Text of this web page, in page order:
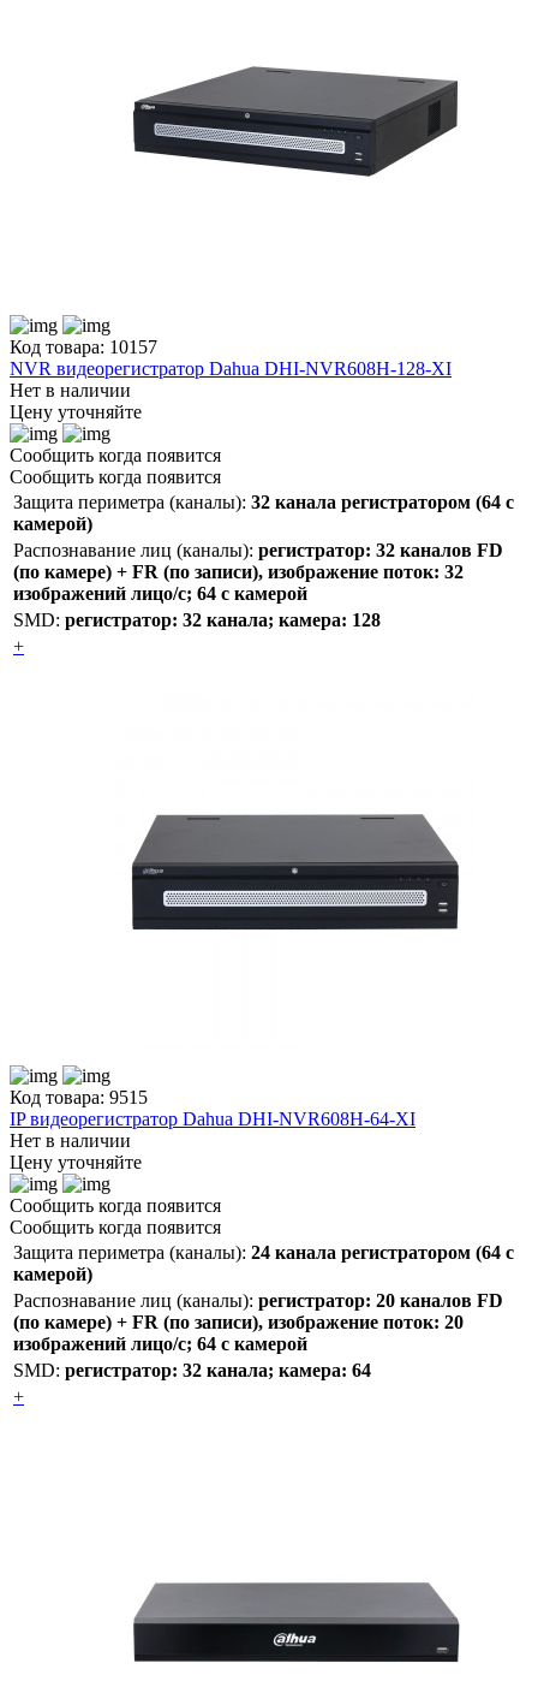
Код товара: 10157
NVR видеорегистратор Dahua DHI-NVR608H-128-XI
Нет в наличии
Цену уточняйте
Сообщить когда появится
Сообщить когда появится
Защита периметра (каналы): 32 канала регистратором (64 с
камерой)
Распознавание лиц (каналы): регистратор: 32 каналов FD
(по камере) + FR (по записи), изображение поток: 32
изображений лицо/с; 64 с камерой
SMD: регистратор: 32 канала; камера: 128
+
Код товара: 9515
IP видеорегистратор Dahua DHI-NVR608H-64-XI
Нет в наличии
Цену уточняйте
Сообщить когда появится
Сообщить когда появится
Защита периметра (каналы): 24 канала регистратором (64 с
камерой)
Распознавание лиц (каналы): регистратор: 20 каналов FD
(по камере) + FR (по записи), изображение поток: 20
изображений лицо/с; 64 с камерой
SMD: регистратор: 32 канала; камера: 64
+